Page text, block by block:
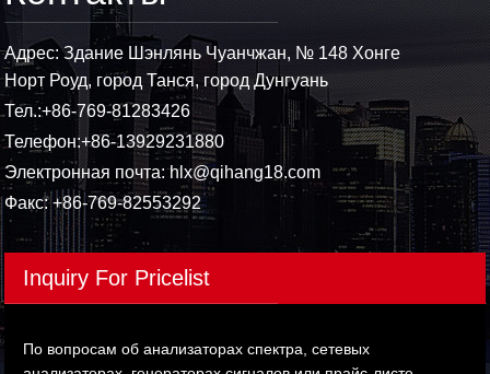
Адрес: Здание Шэнлянь Чуанчжан, № 148 Хонге
Норт Роуд, город Танся, город Дунгуань
Тел.:+86-769-81283426
Телефон:+86-13929231880
Электронная почта:hlx@qihang18.com
Факс: +86-769-82553292
Inquiry For Pricelist
По вопросам об анализаторах спектра, сетевых